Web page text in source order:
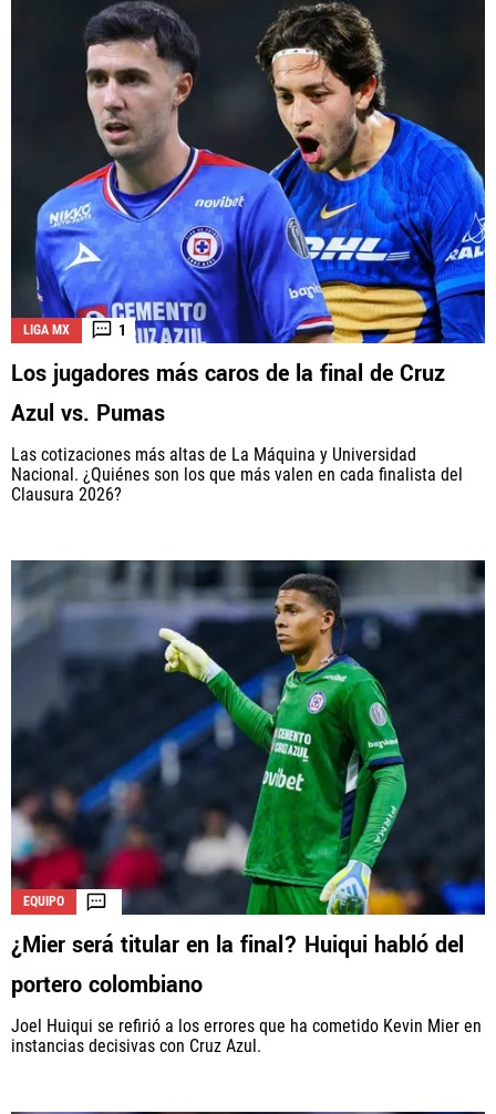
LIGA MX 1
Los jugadores más caros de la final de Cruz
Azul vs. Pumas
Las cotizaciones más altas de La Máquina y Universidad
Nacional. ¿Quiénes son los que más valen en cada finalista del
Clausura 2026?
EQUIPO
¿Mier será titular en la final? Huiqui habló del
portero colombiano
Joel Huiqui se refirió a los errores que ha cometido Kevin Mier en
instancias decisivas con Cruz Azul.